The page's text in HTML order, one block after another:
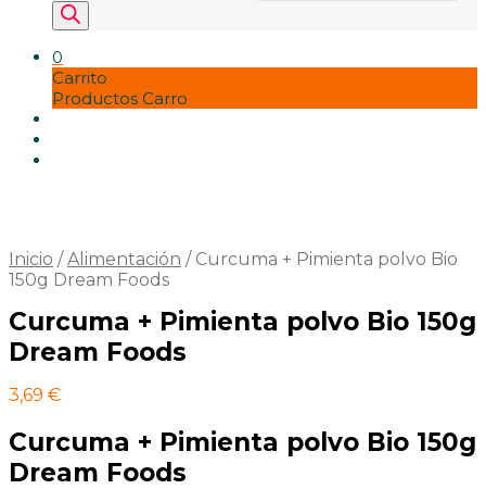
0
Carrito
Productos Carro
Inicio / Alimentación /Curcuma + Pimienta polvo Bio
150g Dream Foods
Curcuma + Pimienta polvo Bio 150g
Dream Foods
3,69 €
Curcuma + Pimienta polvo Bio 150g
Dream Foods